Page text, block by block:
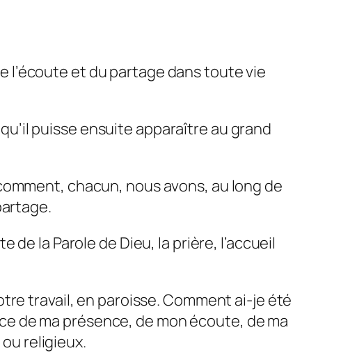
l’écoute et du partage dans toute vie
puisse ensuite apparaître au grand
chacun, nous avons, au long de
de la Parole de Dieu, la prière, l’accueil
travail, en paroisse. Comment ai-je été
de ma présence, de mon écoute, de ma
religieux.